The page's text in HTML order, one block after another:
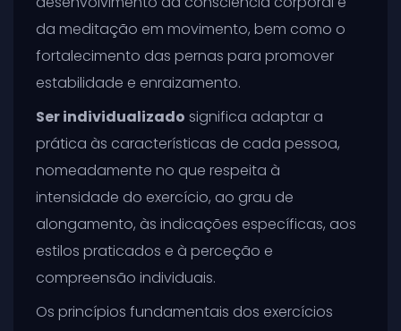
da meditação em movimento, bem como o
fortalecimento das pernas para promover
estabilidade e enraizamento.
Ser individualizado significa adaptar a
prática às características de cada pessoa,
nomeadamente no que respeita à
intensidade do exercício, ao grau de
alongamento, às indicações específicas, aos
estilos praticados e à perceção e
compreensão individuais.
Os princípios fundamentais dos exercícios